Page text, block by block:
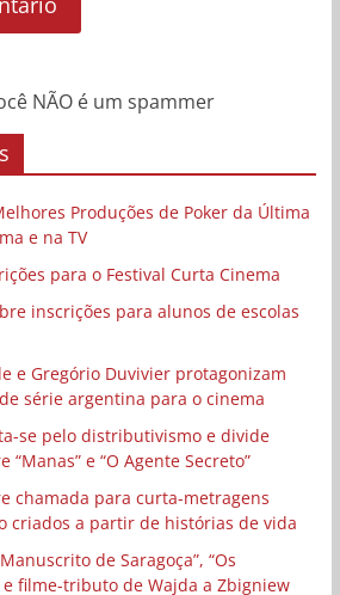
NÃO é um spammer
Produções de Poker da Última
e na TV
para o Festival Curta Cinema
inscrições para alunos de escolas
e Gregório Duvivier protagonizam
série argentina para o cinema
se pelo distributivismo e divide
e “O Agente Secreto”
chamada para curta-metragens
criados a partir de histórias de vida
de Saragoça”, “Os
e filme-tributo de Wajda a Zbigniew